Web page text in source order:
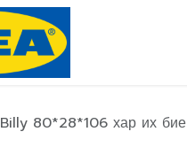
Billy 80*28*106 хар их бие